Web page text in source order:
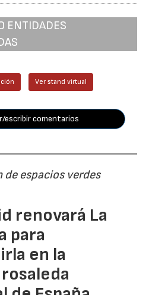
ENTIDADES
Ver stand virtual
escribir comentarios
de espacios verdes
renovará La
para
en la